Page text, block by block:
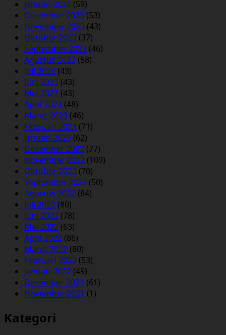
Januari 2024 (59)
Desember 2023 (53)
November 2023 (43)
Oktober 2023 (37)
September 2023 (46)
Agustus 2023 (58)
Juli 2023 (43)
Juni 2023 (43)
Mei 2023 (43)
April 2023 (48)
Maret 2023 (46)
Februari 2023 (71)
Januari 2023 (62)
Desember 2022 (77)
November 2022 (109)
Oktober 2022 (70)
September 2022 (50)
Agustus 2022 (84)
Juli 2022 (80)
Juni 2022 (78)
Mei 2022 (63)
April 2022 (86)
Maret 2022 (80)
Februari 2022 (53)
Januari 2022 (49)
Desember 2021 (61)
November 2021 (1)
Kategori